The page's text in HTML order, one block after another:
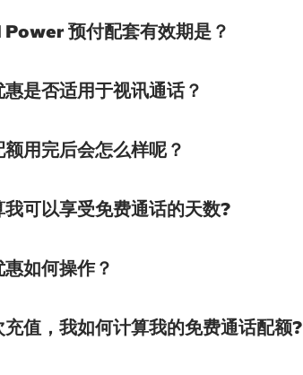
预付配套有效期是？
是否适用于视讯通话？
用完后会怎么样呢？
可以享受免费通话的天数?
如何操作？
值，我如何计算我的免费通话配额?